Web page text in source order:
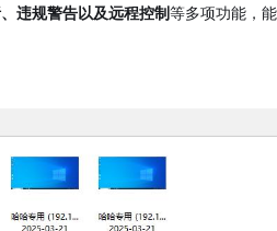
违规警告以及远程控制等多项功能，